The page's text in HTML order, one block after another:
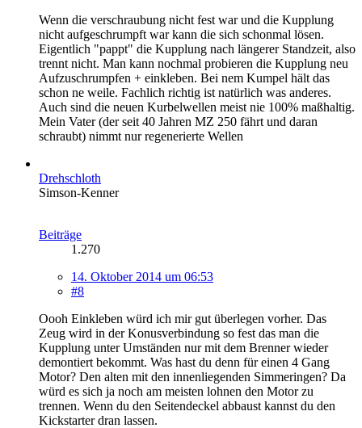
Wenn die verschraubung nicht fest war und die Kupplung
nicht aufgeschrumpft war kann die sich schonmal lösen.
Eigentlich "pappt" die Kupplung nach längerer Standzeit, also
trennt nicht. Man kann nochmal probieren die Kupplung neu
Aufzuschrumpfen + einkleben. Bei nem Kumpel hält das
schon ne weile. Fachlich richtig ist natürlich was anderes.
Auch sind die neuen Kurbelwellen meist nie 100% maßhaltig.
Mein Vater (der seit 40 Jahren MZ 250 fährt und daran
schraubt) nimmt nur regenerierte Wellen
Drehschloth
Simson-Kenner
Beiträge
1.270
14. Oktober 2014 um 06:53
#8
Oooh Einkleben würd ich mir gut überlegen vorher. Das
Zeug wird in der Konusverbindung so fest das man die
Kupplung unter Umständen nur mit dem Brenner wieder
demontiert bekommt. Was hast du denn für einen 4 Gang
Motor? Den alten mit den innenliegenden Simmeringen? Da
würd es sich ja noch am meisten lohnen den Motor zu
trennen. Wenn du den Seitendeckel abbaust kannst du den
Kickstarter dran lassen.